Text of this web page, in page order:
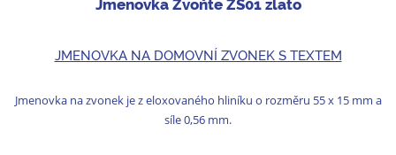
Jmenovka Zvoňte ZS01 zlato
JMENOVKA NA DOMOVNÍ ZVONEK S TEXTEM
Jmenovka na zvonek je z eloxovaného hliníku o rozměru 55 x 15 mm a
síle 0,56 mm.